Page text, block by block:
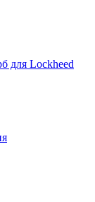
Lockheed